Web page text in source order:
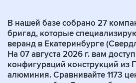
В нашей базе собрано 27
бригад, которые
веранд в Екатеринбурге
На 07 августа 2026 г. вам
конфигураций конструкций из
алюминия. Сравнивайте 1173